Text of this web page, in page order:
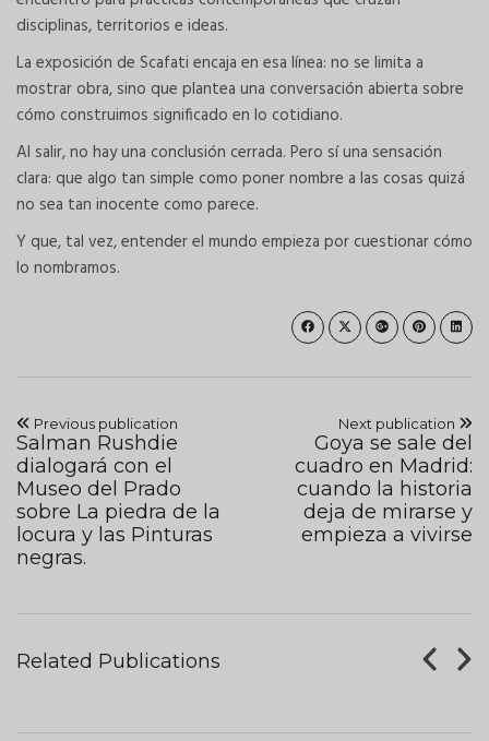
disciplinas, territorios e ideas.
La exposición de Scafati encaja en esa línea: no se limita a
mostrar obra, sino que plantea una conversación abierta sobre
cómo construimos significado en lo cotidiano.
Al salir, no hay una conclusión cerrada. Pero sí una sensación
clara: que algo tan simple como poner nombre a las cosas quizá
no sea tan inocente como parece.
Y que, tal vez, entender el mundo empieza por cuestionar cómo
lo nombramos.
Previous publication
Salman Rushdie
dialogará con el
Museo del Prado
sobre La piedra de la
locura y las Pinturas
negras.
Next publication
Goya se sale del
cuadro en Madrid:
cuando la historia
deja de mirarse y
empieza a vivirse
Related Publications
Tableros De Ajedrez
AUGUST 07, 2017